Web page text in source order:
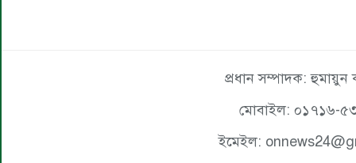
প্রধান সম্পাদক: হুমায়ুন
মোবাইল: ০১৭১৬-
ইমেইল: